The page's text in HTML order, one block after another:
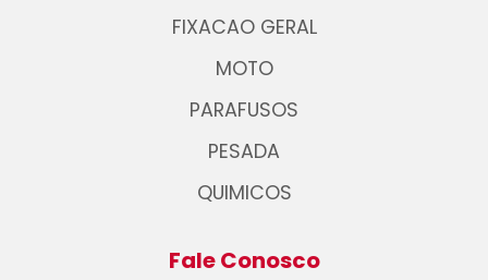
FIXACAO GERAL
MOTO
PARAFUSOS
PESADA
QUIMICOS
Fale Conosco